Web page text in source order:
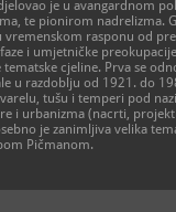
je u avangardnom
te pionirom nadrelizma.
rasponu od
i umjetničke
cjeline. Prva se
u razdoblju od 1921. do
tušu i temperi pod
i urbanizma (nacrti,
je zanimljiva velika
Pičmanom.